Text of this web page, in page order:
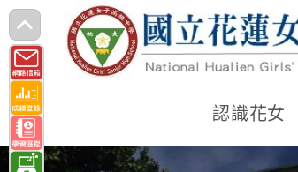
跳
轉
至
主
要
內
認識花女